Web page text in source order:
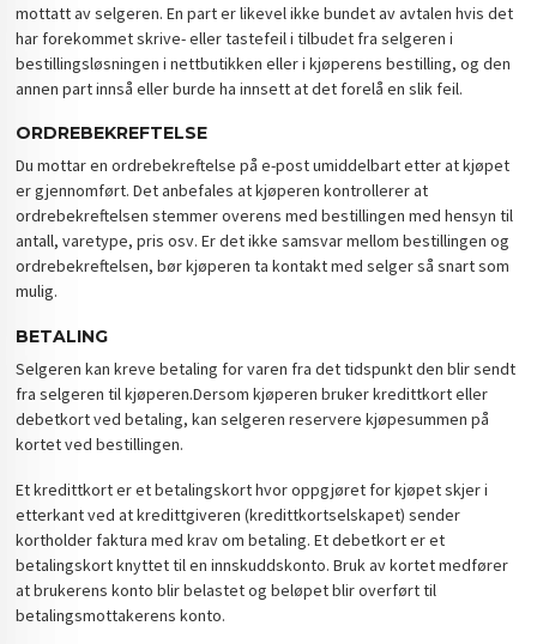
mottatt av selgeren. En part er likevel ikke bundet av avtalen hvis det
har forekommet skrive- eller tastefeil i tilbudet fra selgeren i
bestillingsløsningen i nettbutikken eller i kjøperens bestilling, og den
annen part innså eller burde ha innsett at det forelå en slik feil.
ORDREBEKREFTELSE
Du mottar en ordrebekreftelse på e-post umiddelbart etter at kjøpet
er gjennomført. Det anbefales at kjøperen kontrollerer at
ordrebekreftelsen stemmer overens med bestillingen med hensyn til
antall, varetype, pris osv. Er det ikke samsvar mellom bestillingen og
ordrebekreftelsen, bør kjøperen ta kontakt med selger så snart som
mulig.
BETALING
Selgeren kan kreve betaling for varen fra det tidspunkt den blir sendt
fra selgeren til kjøperen.Dersom kjøperen bruker kredittkort eller
debetkort ved betaling, kan selgeren reservere kjøpesummen på
kortet ved bestillingen.
Et kredittkort er et betalingskort hvor oppgjøret for kjøpet skjer i
etterkant ved at kredittgiveren (kredittkortselskapet) sender
kortholder faktura med krav om betaling. Et debetkort er et
betalingskort knyttet til en innskuddskonto. Bruk av kortet medfører
at brukerens konto blir belastet og beløpet blir overført til
betalingsmottakerens konto.